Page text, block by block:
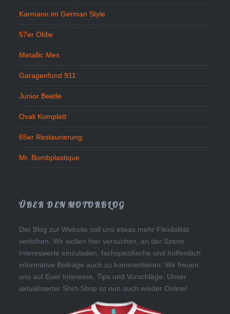
Karmann im German Style
57er Oldie
Metallic Mex
Garagenfund 911
Junior Beetle
Ovali Komplett
65er Restaurierung
Mr. Bombplastique
ÜBER DEN MOTORBLOG
Der Blog zur Website soll uns etwas mehr Flexibilität
verleihen. Wir wollen hier versuchen, an der Szene
Interessierte einzuladen, fachspezifische und hoffentlich
informative Beiträge auch zu kommentieren. Wir freuen
uns auf Euer Interesse, Tips und Vorschläge. Unser
aktualisierter Shirt-Shop ist nun auch wieder Online!